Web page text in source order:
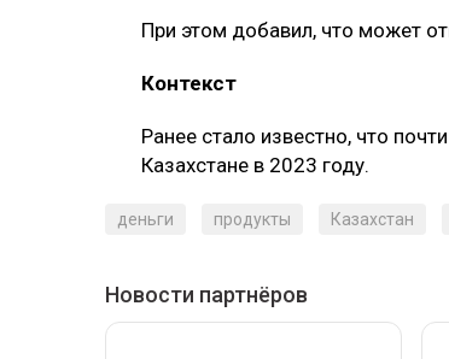
При этом добавил, что может
Контекст
Ранее стало известно, что
Казахстане в 2023 году.
деньги продукты Казахстан